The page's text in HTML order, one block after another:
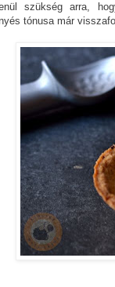
szükség arra,
tónusa már